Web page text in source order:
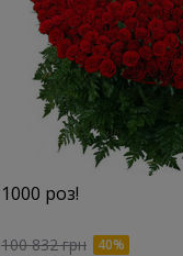
1000 роз!
100 832 грн